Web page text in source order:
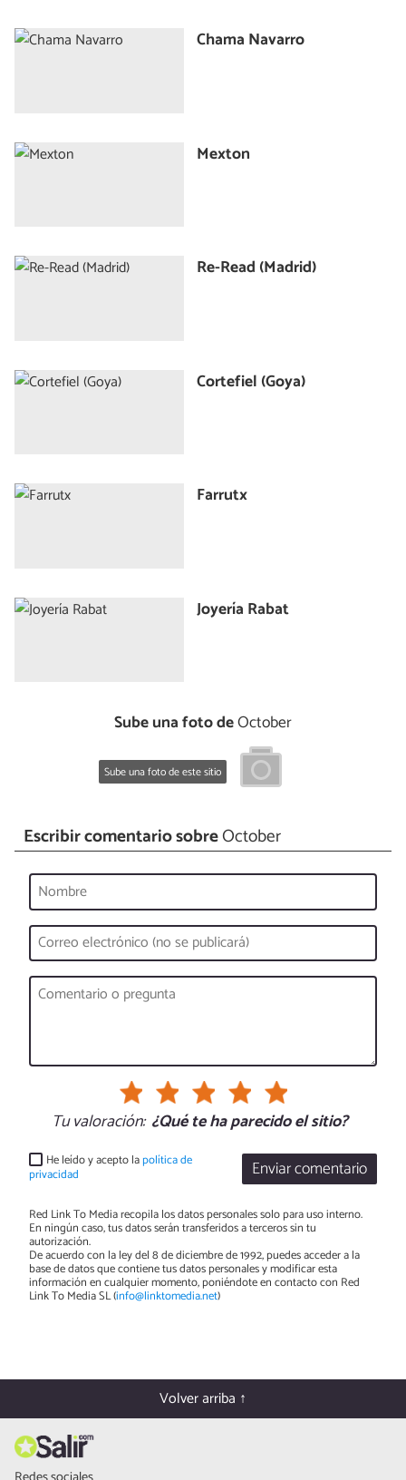
Chama Navarro
Mexton
Re-Read (Madrid)
Cortefiel (Goya)
Farrutx
Joyería Rabat
Sube una foto deOctober
Sube una foto de este sitio
Escribir comentario sobreOctober
Tu valoración: ¿Qué te ha parecido el sitio?
Enviar comentario
He leído y acepto lapolítica de
privacidad
Red Link To Media recopila los datos personales solo para uso interno.
En ningún caso, tus datos serán transferidos a terceros sin tu
autorización.
De acuerdo con la ley del 8 de diciembre de 1992, puedes acceder a la
base de datos que contiene tus datos personales y modificar esta
información en cualquier momento, poniéndote en contacto con Red
Link To Media SL (info@linktomedia.net)
Volver arriba ↑